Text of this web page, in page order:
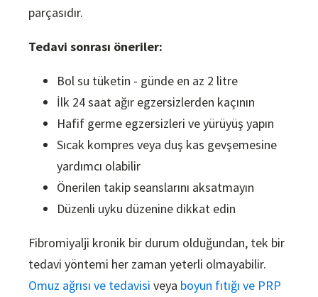
parçasıdır.
Tedavi sonrası öneriler:
Bol su tüketin - günde en az 2 litre
İlk 24 saat ağır egzersizlerden kaçının
Hafif germe egzersizleri ve yürüyüş yapın
Sıcak kompres veya duş kas gevşemesine
yardımcı olabilir
Önerilen takip seanslarını aksatmayın
Düzenli uyku düzenine dikkat edin
Fibromiyalji kronik bir durum olduğundan, tek bir
tedavi yöntemi her zaman yeterli olmayabilir.
Omuz ağrısı ve tedavisi veya boyun fıtığı ve PRP